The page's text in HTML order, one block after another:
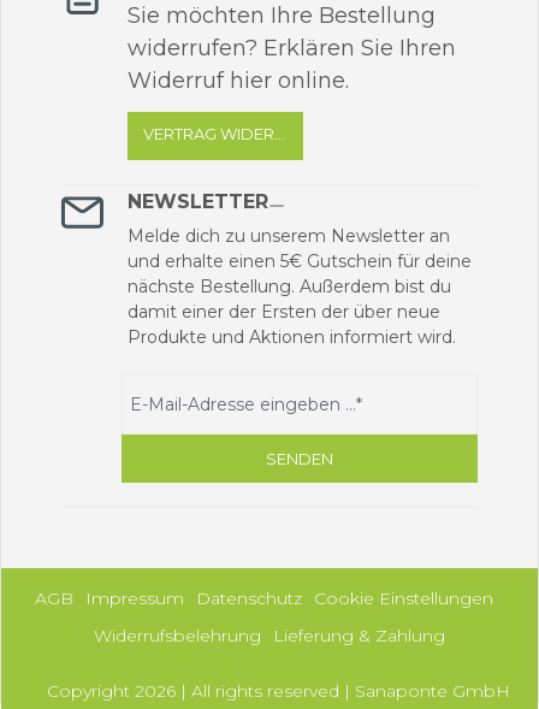
Sie möchten Ihre Bestellung
widerrufen? Erklären Sie Ihren
Widerruf hier online.
VERTRAG WIDERRUFEN
NEWSLETTER
Melde dich zu unserem Newsletter an
und erhalte einen 5€ Gutschein für deine
nächste Bestellung. Außerdem bist du
damit einer der Ersten der über neue
Produkte und Aktionen informiert wird.
SENDEN
Copyright 2026 | All rights reserved | Sanaponte GmbH
AGB Impressum Datenschutz
Cookie Einstellungen
Widerrufsbelehrung
Lieferung & Zahlung